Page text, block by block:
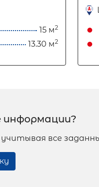
15 м2
13.30 м2
все